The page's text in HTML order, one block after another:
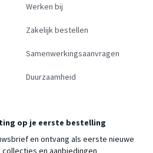
Werken bij
Zakelijk bestellen
Samenwerkingsaanvragen
Duurzaamheid
op je eerste bestelling
en ontvang als eerste nieuwe
en aanbiedingen